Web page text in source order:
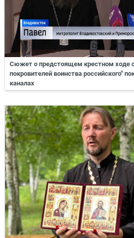
Сюжет о предстоящем крестном ходе
покровителей воинства российского"
каналах